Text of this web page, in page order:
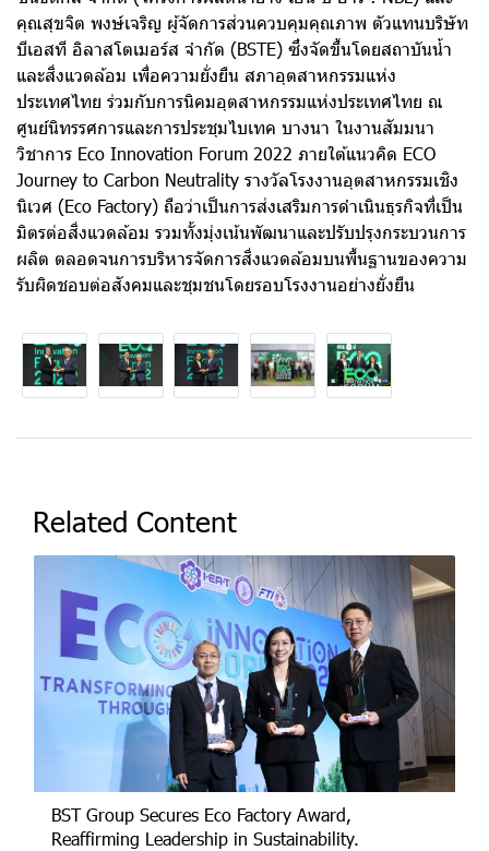
คุณสุขจิต พงษ์เจริญ ผู้จัดการส่วนควบคุมคุณภาพ ตัวแทนบริษัท
บีเอสที อิลาสโตเมอร์ส จำกัด (BSTE) ซึ่งจัดขึ้นโดยสถาบันน้ำ
และสิ่งแวดล้อม เพื่อความยั่งยืน สภาอุตสาหกรรมแห่ง
ประเทศไทย ร่วมกับการนิคมอุตสาหกรรมแห่งประเทศไทย ณ
ศูนย์นิทรรศการและการประชุมไบเทค บางนา ในงานสัมมนา
วิชาการ Eco Innovation Forum 2022 ภายใต้แนวคิด ECO
Journey to Carbon Neutrality รางวัลโรงงานอุตสาหกรรมเชิง
นิเวศ (Eco Factory) ถือว่าเป็นการส่งเสริมการดำเนินธุรกิจที่เป็น
มิตรต่อสิ่งแวดล้อม รวมทั้งมุ่งเน้นพัฒนาและปรับปรุงกระบวนการ
ผลิต ตลอดจนการบริหารจัดการสิ่งแวดล้อมบนพื้นฐานของความ
รับผิดชอบต่อสังคมและชุมชนโดยรอบโรงงานอย่างยั่งยืน
Related Content
BST Group Secures Eco Factory Award,
Reaffirming Leadership in Sustainability.